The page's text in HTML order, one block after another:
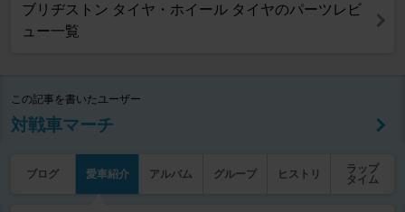
ブリヂストン タイヤ・ホイール タイヤのパーツレビ
ュー一覧
この記事を書いたユーザー
対戦車マーチ
ブログ 愛車紹介 アルバム グループ ヒストリ
ラップ
タイム